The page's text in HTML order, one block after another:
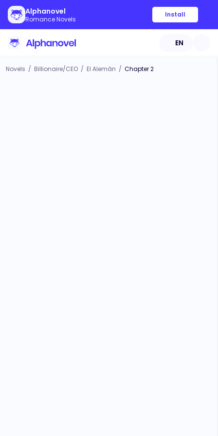
Alphanovel
Romance Novels
Install
EN
Novels / Billionaire/CEO / El Alemán / Chapter 2